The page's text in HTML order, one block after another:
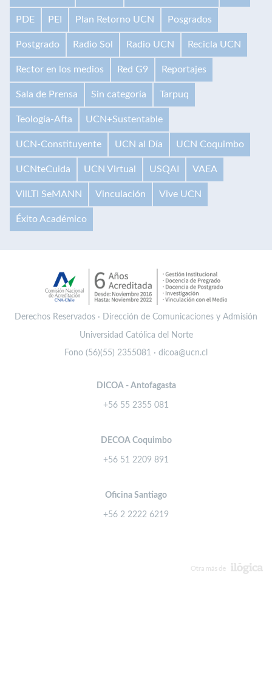
PDE PEI Plan Retorno UCN Posgrados
Postgrado Radio Sol Radio UCN Recicla UCN
Rector en los medios Red G9 Reportajes
Sala de Prensa Sin categoría Tarpuq
Teología-Afta UCN+Sustentable
UCN-Constituyente UCN al Día UCN Coquimbo
UCNteCuida UCN Virtual USQAI VAEA
VilLTI SeMANN Vinculación Vive UCN
Éxito Académico
Derechos Reservados · Dirección de Comunicaciones y Admisión
Universidad Católica del Norte
Fono (56)(55) 2355081 · dicoa@ucn.cl
DICOA - Antofagasta
+56 55 2355 081
DECOA Coquimbo
+56 51 2209 891
Oficina Santiago
+56 2 2222 6219